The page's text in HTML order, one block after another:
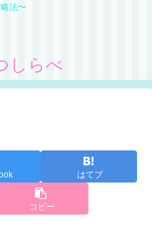
法〜
しらべ
はてブ
コピー